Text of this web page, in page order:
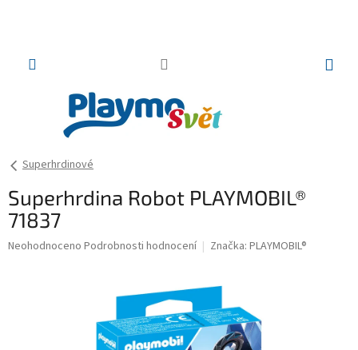
Superhrdinové
Superhrdina Robot PLAYMOBIL®
71837
Průměrné
Neohodnoceno Podrobnosti hodnocení Značka: PLAYMOBIL®